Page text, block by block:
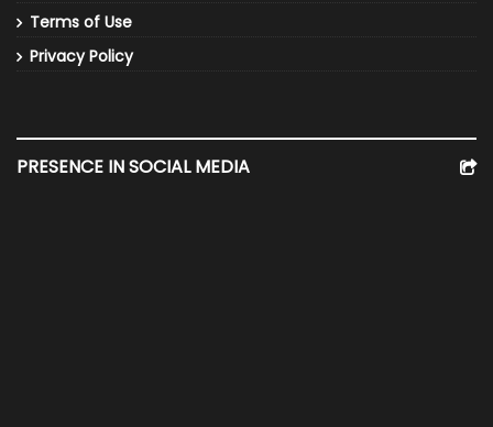
Terms of Use
Privacy Policy
PRESENCE IN SOCIAL MEDIA